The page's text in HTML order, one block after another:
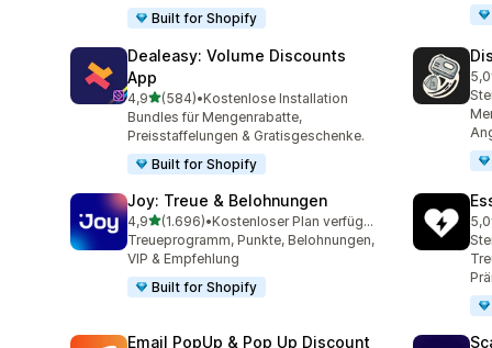
Built for Shopify
Dealeasy: Volume Discounts
App
4,9von 5 Sternen
(584)
584 Rezensionen insgesamt
•Kostenlose Installation
Bundles für Mengenrabatte,
Preisstaffelungen & Gratisgeschenke.
Built for Shopify
5,0
Joy: Treue & Belohnungen
4,9von 5 Sternen
(1.696)
1696 Rezensionen insgesamt
•
Kostenloser Plan verfügbar
Treueprogramm, Punkte, Belohnungen,
VIP & Empfehlung
Built for Shopify
5,0
Email PopUp & Pop Up Discount